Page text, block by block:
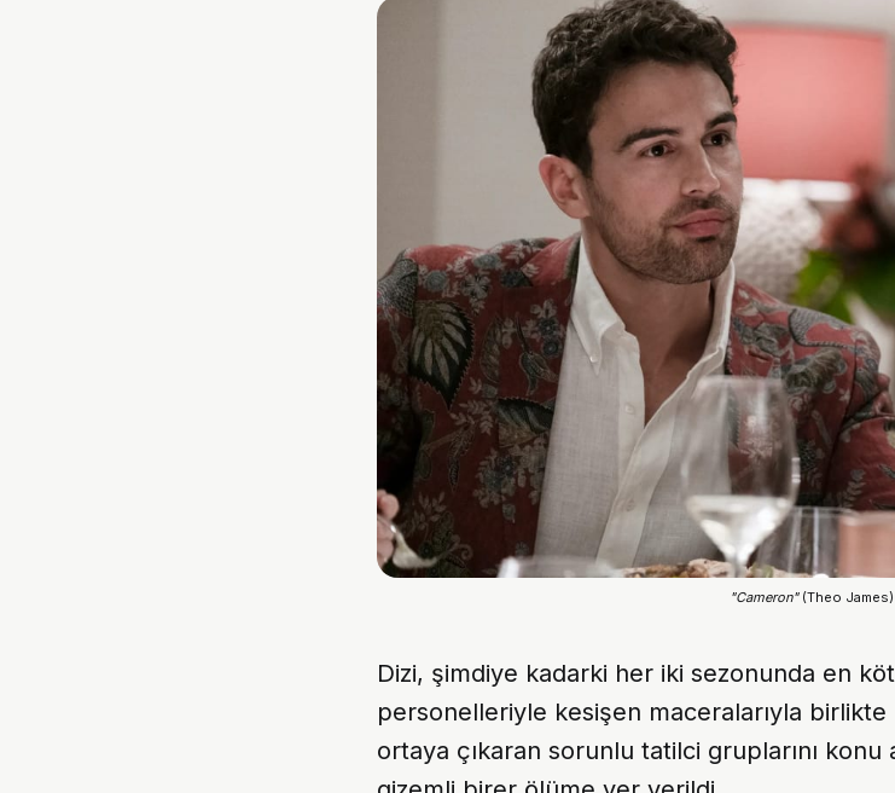
"Cameron" (Theo James)
Dizi, şimdiye kadarki her iki sezonunda en
personelleriyle kesişen maceralarıyla birlikte
ortaya çıkaran sorunlu tatilci gruplarını konu